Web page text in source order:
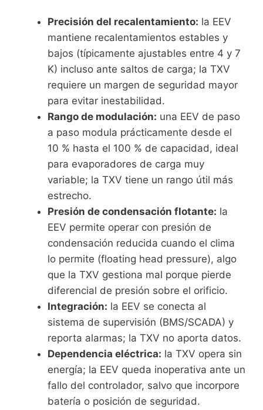
Precisión del recalentamiento: la EEV
mantiene recalentamientos estables y
bajos (típicamente ajustables entre 4 y 7
K) incluso ante saltos de carga; la TXV
requiere un margen de seguridad mayor
para evitar inestabilidad.
Rango de modulación: una EEV de paso
a paso modula prácticamente desde el
10 % hasta el 100 % de capacidad, ideal
para evaporadores de carga muy
variable; la TXV tiene un rango útil más
estrecho.
Presión de condensación flotante: la
EEV permite operar con presión de
condensación reducida cuando el clima
lo permite (floating head pressure), algo
que la TXV gestiona mal porque pierde
diferencial de presión sobre el orificio.
Integración: la EEV se conecta al
sistema de supervisión (BMS/SCADA) y
reporta alarmas; la TXV no aporta datos.
Dependencia eléctrica: la TXV opera sin
energía; la EEV queda inoperativa ante un
fallo del controlador, salvo que incorpore
batería o posición de seguridad.